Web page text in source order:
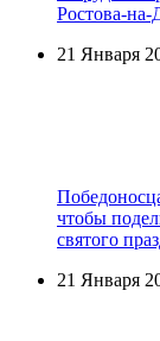
Ростова-на-
21 Января
чтобы
святого
21 Января